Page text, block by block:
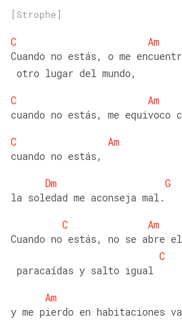
[Strophe]
C
Am
Cuando no estás, o me
otro lugar del mundo,
C
Am
cuando no estás, me equivoco
C
Am
cuando no estás,
Dm
G
la soledad me aconseja mal.
C
Am
Cuando no estás, no se abre el
C
paracaídas y salto igual
Am
y me pierdo en habitaciones